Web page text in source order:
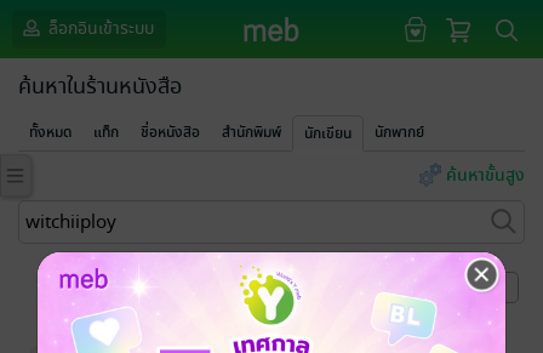
ล็อกอินเข้าระบบ
ค้นหาในร้านหนังสือ
ทั้งหมด แท็ก ชื่อหนังสือ สำนักพิมพ์ นักเขียน นักพากย์
ค้นหาขั้นสูง
หน้าที่ 1